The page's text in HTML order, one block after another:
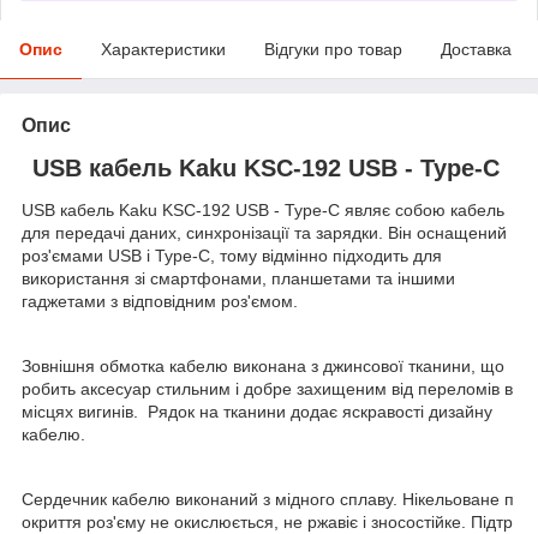
Опис Характеристики Відгуки про товар Доставка
Опис
USB кабель Kaku KSC-192 USB - Type-C
USB кабель Kaku KSC-192 USB - Type-C являє собою кабель
для передачі даних, синхронізації та зарядки. Він оснащений
роз'ємами USB і Type-C, тому відмінно підходить для
використання зі смартфонами, планшетами та іншими
гаджетами з відповідним роз'ємом.
Зовнішня обмотка кабелю виконана з джинсової тканини, що
робить аксесуар стильним і добре захищеним від переломів в
місцях вигинів. Рядок на тканини додає яскравості дизайну
кабелю.
Сердечник кабелю виконаний з мідного сплаву. Нікельоване п
окриття роз'єму не окислюється, не ржавіє і зносостійке. Підтр